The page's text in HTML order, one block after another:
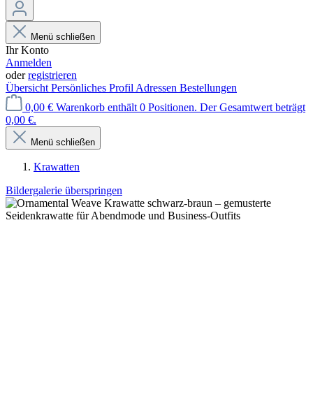
Menü schließen
Ihr Konto
Anmelden
oderregistrieren
Übersicht Persönliches Profil Adressen Bestellungen
0,00 € Warenkorb enthält 0 Positionen. Der Gesamtwert beträgt
0,00 €.
Menü schließen
Krawatten
Bildergalerie überspringen